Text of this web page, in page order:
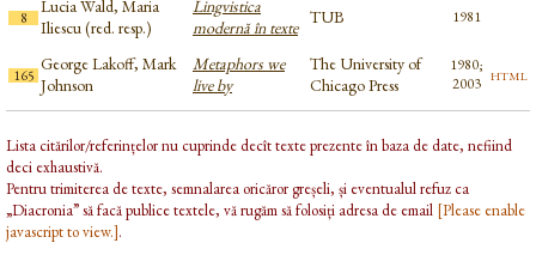
8
Lucia Wald, Maria
Iliescu (red. resp.)
Lingvistica
modernă în texte TUB 1981
165
George Lakoff, Mark
Johnson
Metaphors we
live by
The University of
Chicago Press
1980;
2003 html
Lista citărilor/referințelor nu cuprinde decît texte prezente în baza de date, nefiind
deci exhaustivă.
Pentru trimiterea de texte, semnalarea oricăror greșeli, și eventualul refuz ca
„Diacronia” să facă publice textele, vă rugăm să folosiți adresa de email [Please enable
javascript to view.].